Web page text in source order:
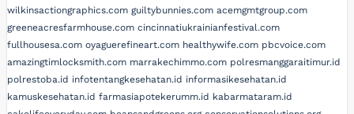
wilkinsactiongraphics.com guiltybunnies.com acemgmtgroup.com
greeneacresfarmhouse.com cincinnatiukrainianfestival.com
fullhousesa.com oyaguerefineart.com healthywife.com pbcvoice.com
amazingtimlocksmith.com marrakechimmo.com polresmanggaraitimur.id
polrestoba.id infotentangkesehatan.id informasikesehatan.id
kamuskesehatan.id farmasiapotekerumm.id kabarmataram.id